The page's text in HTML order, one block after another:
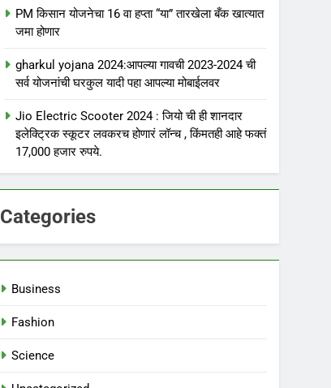
PM किसान योजनेचा 16 वा हप्ता “या” तारखेला बँक खात्यात
जमा होणार
gharkul yojana 2024:आपल्या गावची 2023-2024 ची
सर्व योजनांची घरकुल यादी पहा आपल्या मोबाईलवर
Jio Electric Scooter 2024 : जियो ची ही शानदार
इलेक्ट्रिक स्कूटर लवकरच होणारं लॉन्च , किंमतही आहे फक्तं
17,000 हजार रुपये.
Categories
Business
Fashion
Science